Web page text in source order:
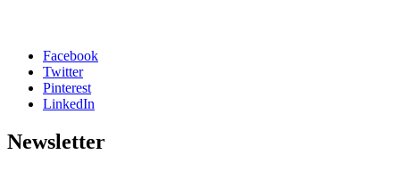
Facebook
Twitter
Pinterest
LinkedIn
Newsletter